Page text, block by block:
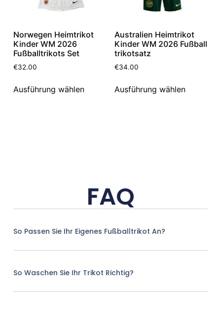
Norwegen Heimtrikot
Kinder WM 2026
Fußballtrikots Set
€32.00
Ausführung wählen
Australien Heimtrikot
Kinder WM 2026 Fußball
trikotsatz
€34.00
Ausführung wählen
FAQ
So Passen Sie Ihr Eigenes Fußballtrikot An?
So Waschen Sie Ihr Trikot Richtig?